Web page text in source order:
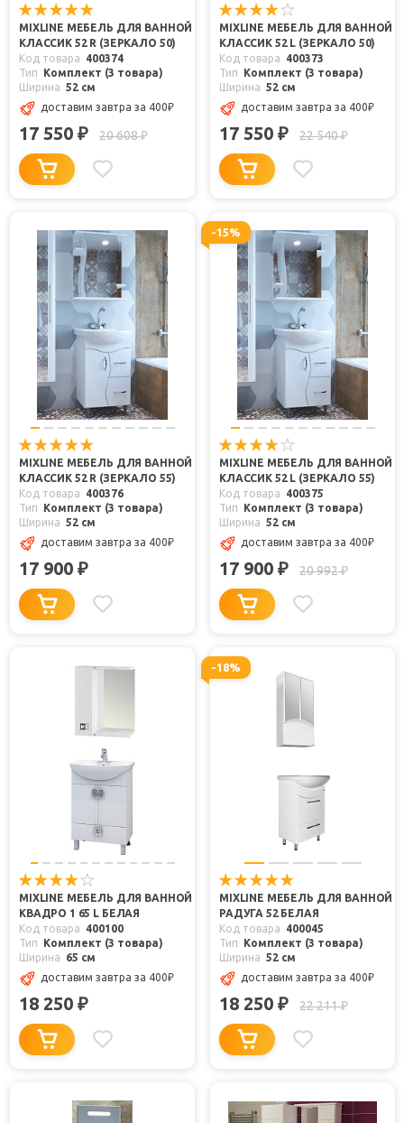
MIXLINE МЕБЕЛЬ ДЛЯ ВАННОЙ
КЛАССИК 52 R (ЗЕРКАЛО 50)
Код товара
400374
Тип
Комплект (3 товара)
Ширина 52 см
доставим завтра за 400₽
17 550 ₽ 20 608₽
MIXLINE МЕБЕЛЬ ДЛЯ ВАННОЙ
КЛАССИК 52 L (ЗЕРКАЛО 50)
Код товара
400373
Тип
Комплект (3 товара)
Ширина 52 см
доставим завтра за 400₽
17 550 ₽ 22 540₽
MIXLINE МЕБЕЛЬ ДЛЯ ВАННОЙ
КЛАССИК 52 R (ЗЕРКАЛО 55)
Код товара
400376
Тип
Комплект (3 товара)
Ширина 52 см
доставим завтра за 400₽
17 900 ₽
-15%
MIXLINE МЕБЕЛЬ ДЛЯ ВАННОЙ
КЛАССИК 52 L (ЗЕРКАЛО 55)
Код товара
400375
Тип
Комплект (3 товара)
Ширина 52 см
доставим завтра за 400₽
17 900 ₽ 20 992₽
MIXLINE МЕБЕЛЬ ДЛЯ ВАННОЙ
КВАДРО 1 65 L БЕЛАЯ
Код товара
400100
Тип
Комплект (3 товара)
Ширина
65 см
доставим завтра за 400₽
18 250 ₽
-18%
MIXLINE МЕБЕЛЬ ДЛЯ ВАННОЙ
РАДУГА 52 БЕЛАЯ
Код товара
400045
Тип
Комплект (3 товара)
Ширина 52 см
доставим завтра за 400₽
18 250 ₽ 22 211₽